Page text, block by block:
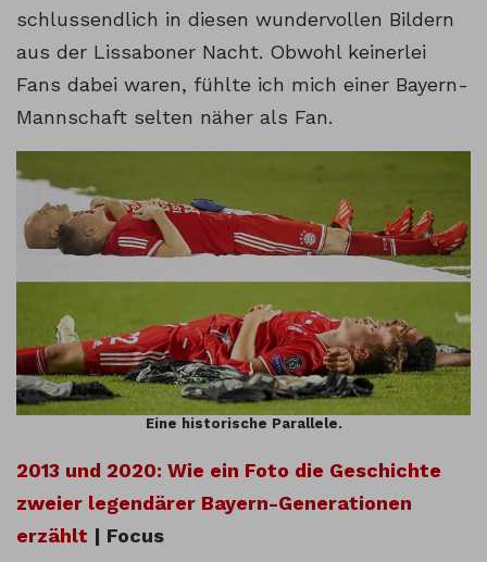
schlussendlich in diesen wundervollen Bildern
aus der Lissaboner Nacht. Obwohl keinerlei
Fans dabei waren, fühlte ich mich einer Bayern-
Mannschaft selten näher als Fan.
Eine historische Parallele.
2013 und 2020: Wie ein Foto die Geschichte
zweier legendärer Bayern-Generationen
erzählt | Focus